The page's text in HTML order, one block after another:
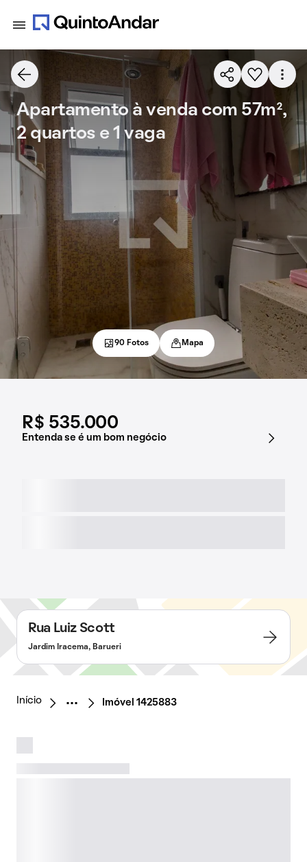
R$ 535.000
Entenda se é um bom negócio
Apartamento à venda com 57m²,
2 quartos e 1 vaga
90 Fotos Mapa
Rua Luiz Scott
Jardim Iracema, Barueri
Início Imóvel 1425883